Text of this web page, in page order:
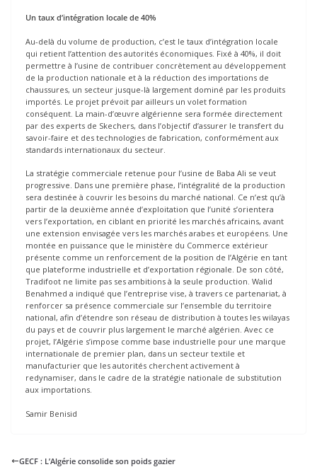
Un taux d’intégration locale de 40%
Au-delà du volume de production, c’est le taux d’intégration locale
qui retient l’attention des autorités économiques. Fixé à 40%, il doit
permettre à l’usine de contribuer concrètement au développement
de la production nationale et à la réduction des importations de
chaussures, un secteur jusque-là largement dominé par les produits
importés. Le projet prévoit par ailleurs un volet formation
conséquent. La main-d’œuvre algérienne sera formée directement
par des experts de Skechers, dans l’objectif d’assurer le transfert du
savoir-faire et des technologies de fabrication, conformément aux
standards internationaux du secteur.
La stratégie commerciale retenue pour l’usine de Baba Ali se veut
progressive. Dans une première phase, l’intégralité de la production
sera destinée à couvrir les besoins du marché national. Ce n’est qu’à
partir de la deuxième année d’exploitation que l’unité s’orientera
vers l’exportation, en ciblant en priorité les marchés africains, avant
une extension envisagée vers les marchés arabes et européens. Une
montée en puissance que le ministère du Commerce extérieur
présente comme un renforcement de la position de l’Algérie en tant
que plateforme industrielle et d’exportation régionale. De son côté,
Tradifoot ne limite pas ses ambitions à la seule production. Walid
Benahmed a indiqué que l’entreprise vise, à travers ce partenariat, à
renforcer sa présence commerciale sur l’ensemble du territoire
national, afin d’étendre son réseau de distribution à toutes les wilayas
du pays et de couvrir plus largement le marché algérien. Avec ce
projet, l’Algérie s’impose comme base industrielle pour une marque
internationale de premier plan, dans un secteur textile et
manufacturier que les autorités cherchent activement à
redynamiser, dans le cadre de la stratégie nationale de substitution
aux importations.
Samir Benisid
GECF : L’Algérie consolide son poids gazier